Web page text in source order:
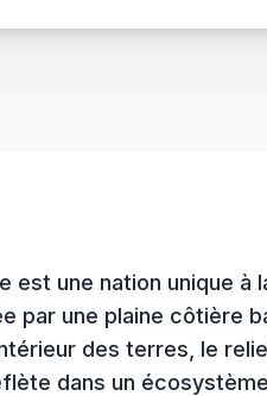
une nation unique à
par une plaine côtière
des terres, le
dans un